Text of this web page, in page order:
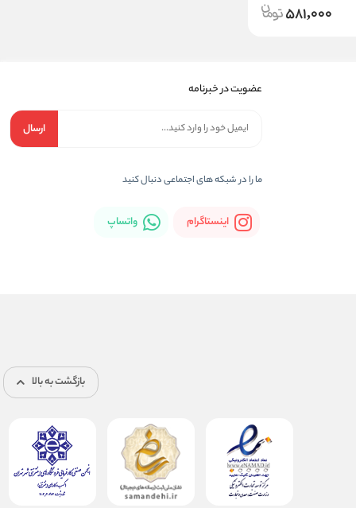
581,000
عضویت در خبرنامه
ارسال
ما را در شبکه های اجتماعی دنبال کنید
اینستاگرام واتساپ
بازگشت به بالا